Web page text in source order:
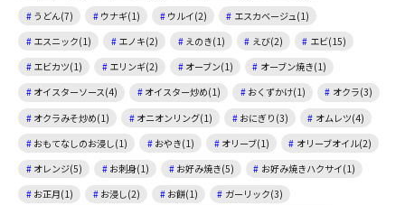
うどん(7)
ウナギ(1) ウルイ(2)
エスカベージュ(1)
エスニック(1)
エノキ(2) えのき(1) えび(2)
エビ(15)
エビカツ(1)
エリンギ(2) オーブン(1)
オーブン焼き(1)
オイスターソース(4)
オイスター炒め(1) おくずかけ(1)
オクラ(3)
オクラみそ炒め(1)
オニオンリング(1) おにぎり(3)
オムレツ(4)
おもてなしのお浸し(1)
おやき(1) オリーブ(1)
オリーブオイル(2)
オレンジ(5)
お刺身(1) お好み焼き(5)
お好み焼きハクサイ(1)
お正月(1)
お浸し(2) お餅(1)
ガーリック(3)